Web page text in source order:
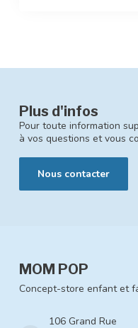
Plus d'infos
Pour toute information
à vos questions et vous
Nous contacter
MOM POP
Concept-store enfant et
106 Grand Rue